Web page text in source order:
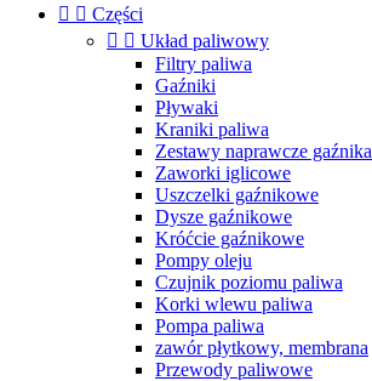
  Części
  Układ paliwowy
Filtry paliwa
Gaźniki
Pływaki
Kraniki paliwa
Zestawy naprawcze gaźnika
Zaworki iglicowe
Uszczelki gaźnikowe
Dysze gaźnikowe
Króćcie gaźnikowe
Pompy oleju
Czujnik poziomu paliwa
Korki wlewu paliwa
Pompa paliwa
zawór płytkowy, membrana
Przewody paliwowe